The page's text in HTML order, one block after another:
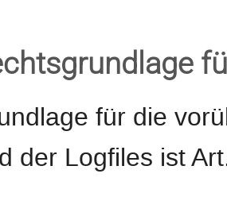
für die
der Logfiles ist